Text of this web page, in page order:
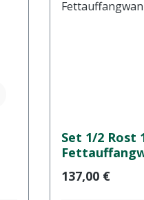
Set 1/2 Rost
Regulärer
137,00 €